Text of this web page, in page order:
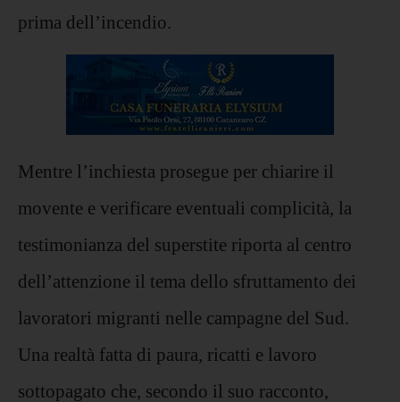
prima dell’incendio.
Mentre l’inchiesta prosegue per chiarire il
movente e verificare eventuali complicità, la
testimonianza del superstite riporta al centro
dell’attenzione il tema dello sfruttamento dei
lavoratori migranti nelle campagne del Sud.
Una realtà fatta di paura, ricatti e lavoro
sottopagato che, secondo il suo racconto,